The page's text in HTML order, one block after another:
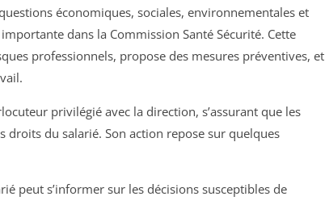
économiques, sociales, environnementales et
dans la Commission Santé Sécurité. Cette
professionnels, propose des mesures préventives, et
privilégié avec la direction, s’assurant que les
droits du salarié. Son action repose sur quelques
peut s’informer sur les décisions susceptibles de